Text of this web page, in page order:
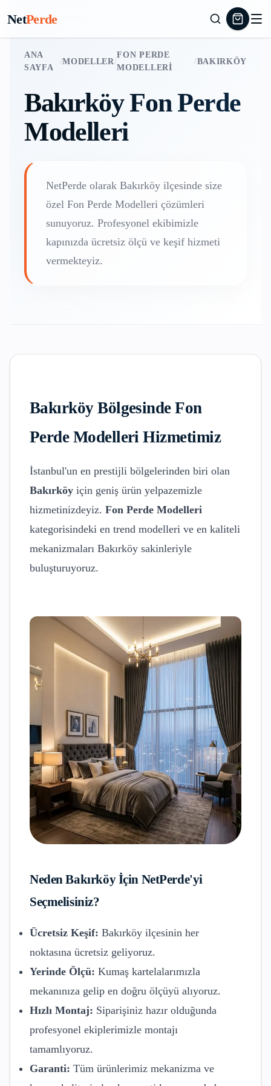
NetPerde
ANA
SAYFA
/MODELLER /
FON PERDE
MODELLERI
/BAKIRKÖY
BakırköyFon Perde
Modelleri
NetPerde olarak Bakırköy ilçesinde size
özel Fon Perde Modelleri çözümleri
sunuyoruz. Profesyonel ekibimizle
kapınızda ücretsiz ölçü ve keşif hizmeti
vermekteyiz.
BakırköyBölgesindeFon
Perde ModelleriHizmetimiz
İstanbul'un en prestijli bölgelerinden biri olan
Bakırköy için geniş ürün yelpazemizle
hizmetinizdeyiz. Fon Perde Modelleri
kategorisindeki en trend modelleri ve en kaliteli
mekanizmaları Bakırköy sakinleriyle
buluşturuyoruz.
NedenBakırköyİçin NetPerde'yi
Seçmelisiniz?
Ücretsiz Keşif: Bakırköy ilçesinin her
noktasına ücretsiz geliyoruz.
Yerinde Ölçü: Kumaş kartelalarımızla
mekanınıza gelip en doğru ölçüyü alıyoruz.
Hızlı Montaj: Siparişiniz hazır olduğunda
profesyonel ekiplerimizle montajı
tamamlıyoruz.
Garanti: Tüm ürünlerimiz mekanizma ve